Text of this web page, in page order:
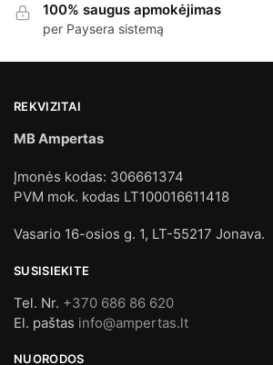
100% saugus apmokėjimas
per Paysera sistemą
REKVIZITAI
MB Ampertas
Įmonės kodas: 306661374
PVM mok. kodas LT100016611418
Vasario 16-osios g. 1, LT-55217 Jonava.
SUSISIEKITE
Tel. Nr. +370 686 86 620
El. paštas info@ampertas.lt
NUORODOS